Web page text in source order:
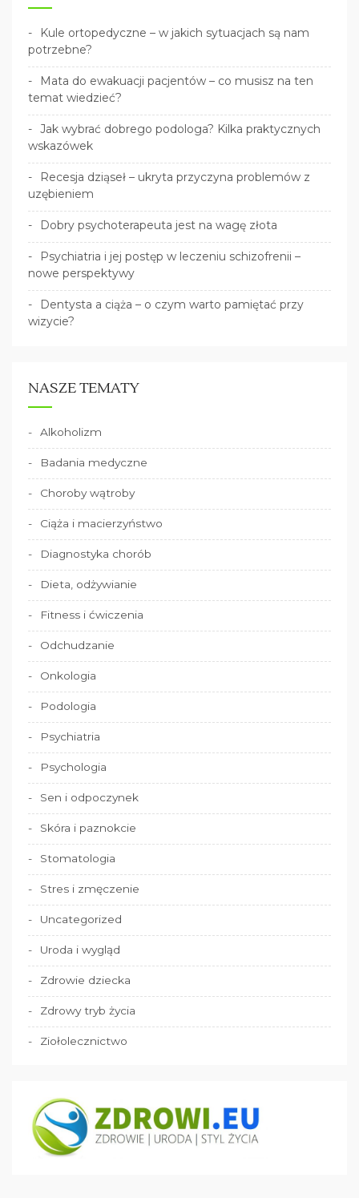
Kule ortopedyczne – w jakich sytuacjach są nam
potrzebne?
Mata do ewakuacji pacjentów – co musisz na ten
temat wiedzieć?
Jak wybrać dobrego podologa? Kilka praktycznych
wskazówek
Recesja dziąseł – ukryta przyczyna problemów z
uzębieniem
Dobry psychoterapeuta jest na wagę złota
Psychiatria i jej postęp w leczeniu schizofrenii –
nowe perspektywy
Dentysta a ciąża – o czym warto pamiętać przy
wizycie?
NASZE TEMATY
Alkoholizm
Badania medyczne
Choroby wątroby
Ciąża i macierzyństwo
Diagnostyka chorób
Dieta, odżywianie
Fitness i ćwiczenia
Odchudzanie
Onkologia
Podologia
Psychiatria
Psychologia
Sen i odpoczynek
Skóra i paznokcie
Stomatologia
Stres i zmęczenie
Uncategorized
Uroda i wygląd
Zdrowie dziecka
Zdrowy tryb życia
Ziołolecznictwo